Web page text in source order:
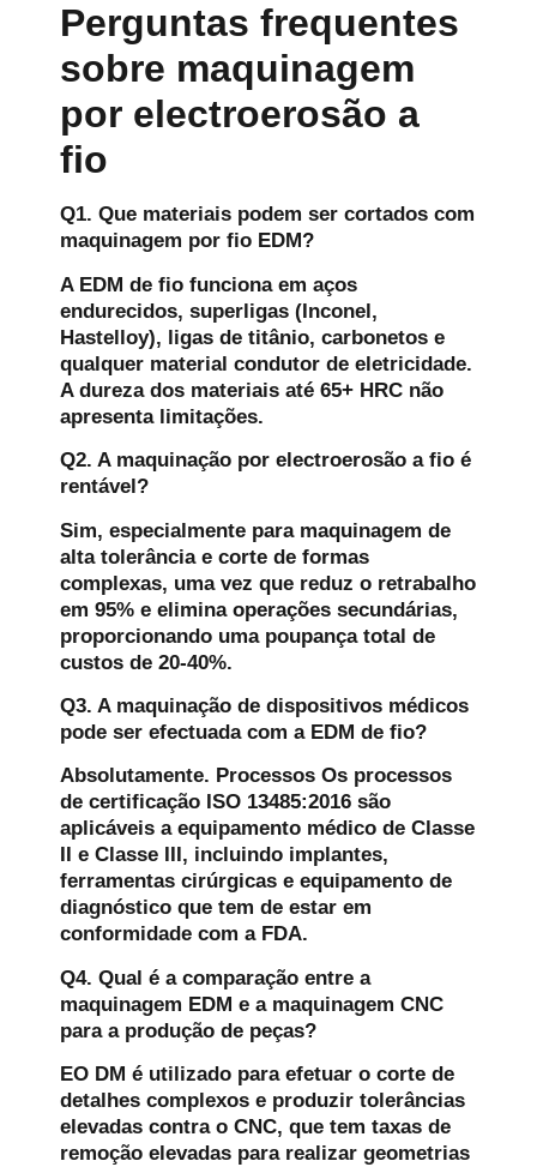
Perguntas frequentes
sobre maquinagem
por electroerosão a
fio
Q1. Que materiais podem ser cortados com
maquinagem por fio EDM?
A EDM de fio funciona em aços
endurecidos, superligas (Inconel,
Hastelloy), ligas de titânio, carbonetos e
qualquer material condutor de eletricidade.
A dureza dos materiais até 65+ HRC não
apresenta limitações.
Q2. A maquinação por electroerosão a fio é
rentável?
Sim, especialmente para maquinagem de
alta tolerância e corte de formas
complexas, uma vez que reduz o retrabalho
em 95% e elimina operações secundárias,
proporcionando uma poupança total de
custos de 20-40%.
Q3. A maquinação de dispositivos médicos
pode ser efectuada com a EDM de fio?
Absolutamente. Processos Os processos
de certificação ISO 13485:2016 são
aplicáveis a equipamento médico de Classe
II e Classe III, incluindo implantes,
ferramentas cirúrgicas e equipamento de
diagnóstico que tem de estar em
conformidade com a FDA.
Q4. Qual é a comparação entre a
maquinagem EDM e a maquinagem CNC
para a produção de peças?
EO DM é utilizado para efetuar o corte de
detalhes complexos e produzir tolerâncias
elevadas contra o CNC, que tem taxas de
remoção elevadas para realizar geometrias